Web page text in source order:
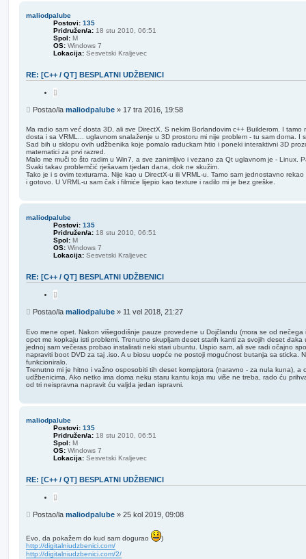
maliodpalube
Postovi: 135
Pridružen/a: 18 stu 2010, 06:51
Spol: M
OS: Windows 7
Lokacija: Sesvetski Kraljevec
RE: [C++ / QT] BESPLATNI UDŽBENICI
t
i
a
P
s
t
Postao/la maliodpalube » 17 tra 2016, 19:58
Ma radio sam već dosta 3D, ali sve DirectX. S nekim Borlandovim c++ Builderom. I
dosta i sa VRML... uglavnom snalaženje u 3D prostoru mi nije problem - tu sam doma. I
Sad bih u sklopu ovih udžbenika koje pomalo raduckam htio i poneki interaktivni 3D
matematici za prvi razred.
Malo me muči to što radim u Win7, a sve zanimljivo i vezano za Qt uglavnom je - Linux.
Svaki takav problemčić rješavam tjedan dana, dok ne skužim.
Tako je i s ovim texturama. Nije kao u DirectX-u ili VRML-u. Tamo sam jednostavno
i gotovo. U VRML-u sam čak i filmiće lijepio kao texture i radilo mi je bez greške.
maliodpalube
Postovi: 135
Pridružen/a: 18 stu 2010, 06:51
Spol: M
OS: Windows 7
Lokacija: Sesvetski Kraljevec
RE: [C++ / QT] BESPLATNI UDŽBENICI
i
t
i
a
j
P
s
t
Postao/la maliodpalube » 11 vel 2018, 21:27
Evo mene opet. Nakon višegodišnje pauze provedene u Dojčlandu (mora se od nečega
opet me kopkaju isti problemi. Trenutno skupljam deset starih kanti za svojih deset
jednoj sam večeras probao instalirati neki stari ubuntu. Uspio sam, ali sve radi očajno
napraviti boot DVD za taj .iso. A u biosu uopće ne postoji mogućnost butanja sa sticka.
funkcioniralo.
Trenutno mi je hitno i važno osposobiti tih deset kompjutora (naravno - za nula kuna), a
udžbenicima. Ako netko ima doma neku staru kantu koja mu više ne treba, rado ću
od tri neispravna napravit ću valjda jedan ispravni.
maliodpalube
Postovi: 135
Pridružen/a: 18 stu 2010, 06:51
Spol: M
OS: Windows 7
Lokacija: Sesvetski Kraljevec
RE: [C++ / QT] BESPLATNI UDŽBENICI
t
i
j
P
t
Postao/la maliodpalube » 25 kol 2019, 09:08
Evo, da pokažem do kud sam dogurao
)
http://digitalniudzbenici.com/
http://digitalniudzbenici.com/2/